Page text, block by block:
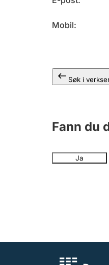
Mobil
Søk i
Fann du
Ja